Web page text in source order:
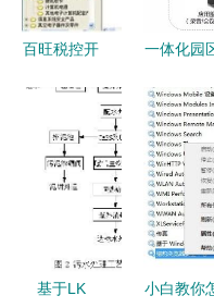
百旺税控开
分类编码操
作手册——
计算机系统
一体化园
融合工厂
学校与医
的高效解
方案
基于LK 小白教你